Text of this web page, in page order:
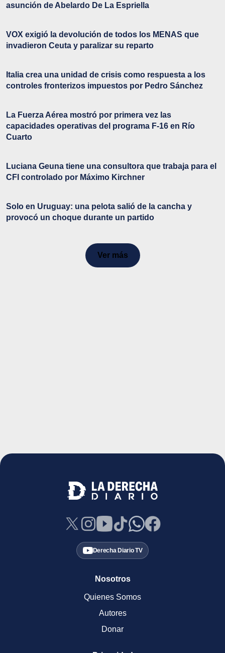
asunción de Abelardo De La Espriella
VOX exigió la devolución de todos los MENAS que
invadieron Ceuta y paralizar su reparto
Italia crea una unidad de crisis como respuesta a los
controles fronterizos impuestos por Pedro Sánchez
La Fuerza Aérea mostró por primera vez las
capacidades operativas del programa F-16 en Río
Cuarto
Luciana Geuna tiene una consultora que trabaja para el
CFI controlado por Máximo Kirchner
Solo en Uruguay: una pelota salió de la cancha y
provocó un choque durante un partido
Ver más
Derecha Diario TV
Nosotros
Quienes Somos
Autores
Donar